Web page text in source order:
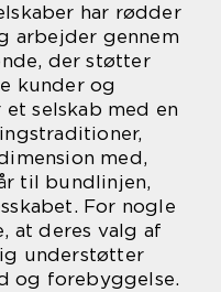
har rødder
arbejder gennem
der støtter
kunder og
selskab med en
med,
til bundlinjen,
For nogle
at deres valg af
understøtter
og forebyggelse.